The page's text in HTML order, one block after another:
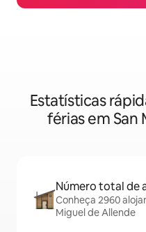
Estatísticas
férias em San
Número total de
Conheça 2960
Miguel de Allende